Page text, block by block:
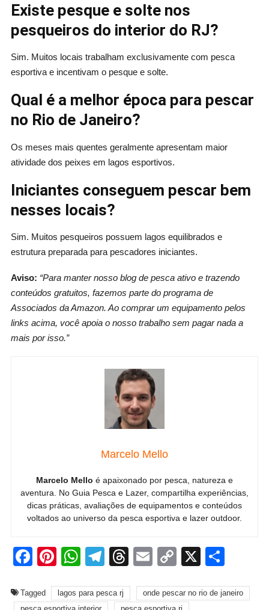
Existe pesque e solte nos
pesqueiros do interior do RJ?
Sim. Muitos locais trabalham exclusivamente com pesca
esportiva e incentivam o pesque e solte.
Qual é a melhor época para pescar
no Rio de Janeiro?
Os meses mais quentes geralmente apresentam maior
atividade dos peixes em lagos esportivos.
Iniciantes conseguem pescar bem
nesses locais?
Sim. Muitos pesqueiros possuem lagos equilibrados e
estrutura preparada para pescadores iniciantes.
Aviso: “Para manter nosso blog de pesca ativo e trazendo
conteúdos gratuitos, fazemos parte do programa de
Associados da Amazon. Ao comprar um equipamento pelos
links acima, você apoia o nosso trabalho sem pagar nada a
mais por isso.”
Marcelo Mello
Marcelo Mello é apaixonado por pesca, natureza e
aventura. No Guia Pesca e Lazer, compartilha experiências,
dicas práticas, avaliações de equipamentos e conteúdos
voltados ao universo da pesca esportiva e lazer outdoor.
Facebook
Pinterest
WhatsApp
Telegram
Threads
EmailCopy
X
Tagged lagos para pesca rj
onde pescar no rio de janeiro